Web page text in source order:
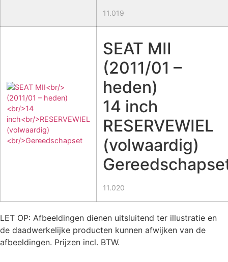
11.019
SEAT MII
(2011/01 –
heden)
14 inch
RESERVEWIEL
(volwaardig)
11.020
LET OP: Afbeeldingen dienen uitsluitend ter illustratie en
de daadwerkelijke producten kunnen afwijken van de
afbeeldingen. Prijzen incl. BTW.